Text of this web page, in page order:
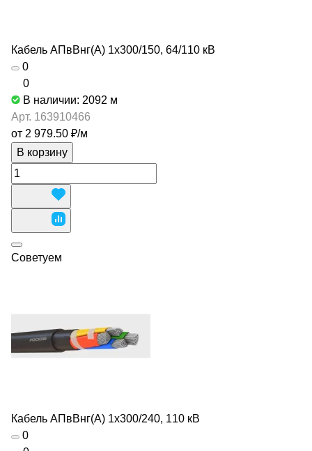
Кабель АПвВнг(А) 1х300/150, 64/110 кВ
0
0
В наличии: 2092 м
Арт. 163910466
от 2 979.50 ₽/м
В корзину
Советуем
Кабель АПвВнг(А) 1х300/240, 110 кВ
0